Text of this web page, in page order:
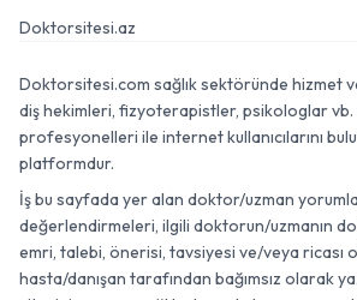
Doktorsitesi.az
Doktorsitesi.com sağlık sektöründe hizmet
diş hekimleri, fizyoterapistler, psikologlar vb.
profesyonelleri ile internet kullanıcılarını
platformdur.
İş bu sayfada yer alan doktor/uzman
değerlendirmeleri, ilgili doktorun/uzmanın
emri, talebi, önerisi, tavsiyesi ve/veya ricası
hasta/danışan tarafından bağımsız olarak